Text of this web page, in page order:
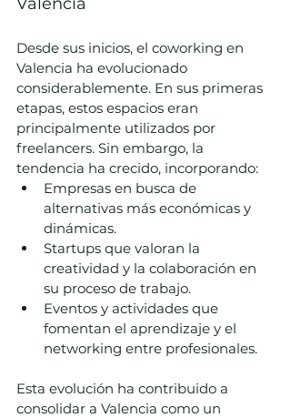
Desde sus inicios, el coworking en
Valencia ha evolucionado
considerablemente. En sus primeras
etapas, estos espacios eran
principalmente utilizados por
freelancers. Sin embargo, la
tendencia ha crecido, incorporando:
Empresas en busca de
alternativas más económicas y
dinámicas.
Startups que valoran la
creatividad y la colaboración en
su proceso de trabajo.
Eventos y actividades que
fomentan el aprendizaje y el
networking entre profesionales.
Esta evolución ha contribuido a
consolidar a Valencia como un